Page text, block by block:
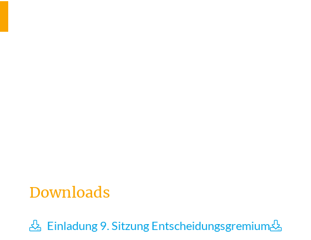
Downloads
Einladung 9. Sitzung Entscheidungsgremium